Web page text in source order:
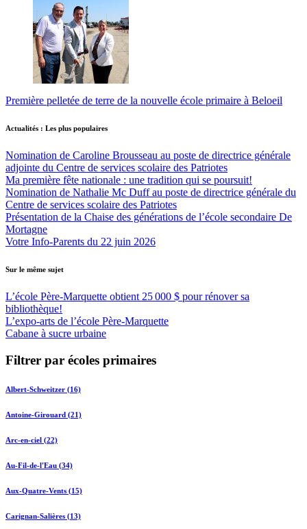
Première pelletée de terre de la nouvelle école primaire à Beloeil
Actualités : Les plus populaires
Nomination de Caroline Brousseau au poste de directrice générale
adjointe du Centre de services scolaire des Patriotes
Ma première fête nationale : une tradition qui se poursuit!
Nomination de Nathalie Mc Duff au poste de directrice générale du
Centre de services scolaire des Patriotes
Présentation de la Chaise des générations de l’école secondaire De
Mortagne
Votre Info-Parents du 22 juin 2026
Sur le même sujet
L’école Père-Marquette obtient 25 000 $ pour rénover sa
bibliothèque!
L’expo-arts de l’école Père-Marquette
Cabane à sucre urbaine
Filtrer par écoles primaires
Albert-Schweitzer (16)
Antoine-Girouard (21)
Arc-en-ciel (22)
Au-Fil-de-l'Eau (34)
Aux-Quatre-Vents (15)
Carignan-Salières (13)